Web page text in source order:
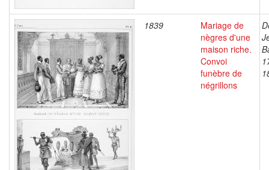
1839
Mariage de
nègres d'une
maison riche.
Convoi
funèbre de
négrillons